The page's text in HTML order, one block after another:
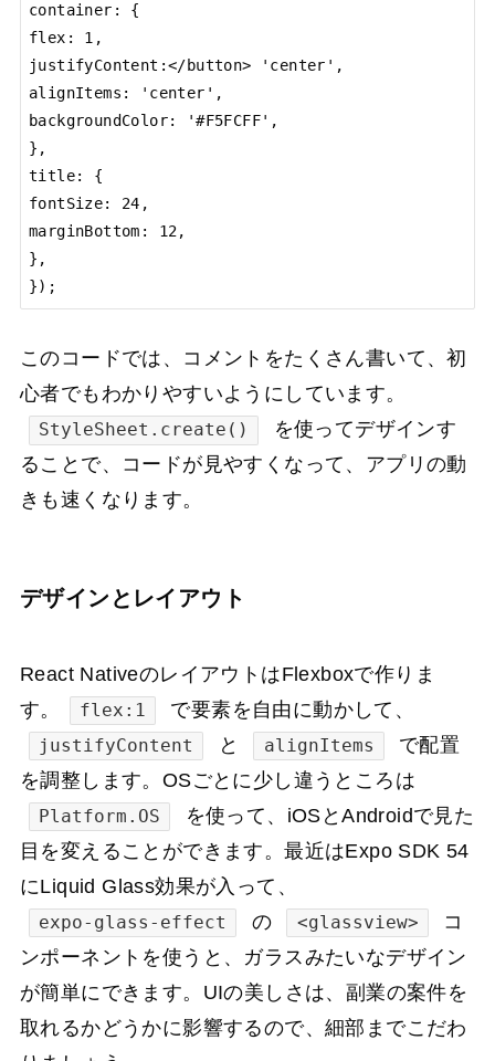
container: {
flex: 1,
justifyContent:</button> 'center',
alignItems: 'center',
backgroundColor: '#F5FCFF',
},
title: {
fontSize: 24,
marginBottom: 12,
},
});
このコードでは、コメントをたくさん書いて、初
心者でもわかりやすいようにしています。
StyleSheet.create()
を使ってデザインす
ることで、コードが見やすくなって、アプリの動
きも速くなります。
デザインとレイアウト
React NativeのレイアウトはFlexboxで作りま
す。
flex:1 で要素を自由に動かして、
justifyContent と alignItems
で配置
を調整します。OSごとに少し違うところは
Platform.OS
を使って、iOSとAndroidで見た
目を変えることができます。最近はExpo SDK 54
にLiquid Glass効果が入って、
expo-glass-effect の <glassview>
コ
ンポーネントを使うと、ガラスみたいなデザイン
が簡単にできます。UIの美しさは、副業の案件を
取れるかどうかに影響するので、細部までこだわ